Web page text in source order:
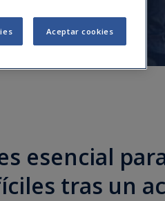
esencial
tras un
Aceptar cookies